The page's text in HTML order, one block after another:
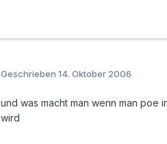
Geschrieben 14. Oktober 2006
und was macht man wenn man poe
wird